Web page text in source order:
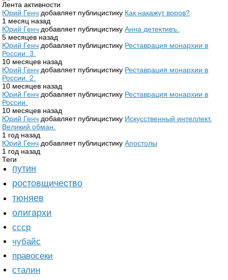
Лента активности
Юрий Генч добавляет публицистику Как накажут воров?
1 месяц назад
Юрий Генч добавляет публицистикуАнна детективъ.
5 месяцев назад
Юрий Генч добавляет публицистику Реставрация монархии в
России. 3.
10 месяцев назад
Юрий Генч добавляет публицистику Реставрация монархии в
России. 2.
10 месяцев назад
Юрий Генч добавляет публицистику Реставрация монархии в
России.
10 месяцев назад
Юрий Генч добавляет публицистику Искусственный интеллект.
Великий обман.
1 год назад
Юрий Генч добавляет публицистикуАпостолы
1 год назад
Теги
путин
ростовщичество
тюняев
олигархи
ссср
чубайс
правосеки
сталин